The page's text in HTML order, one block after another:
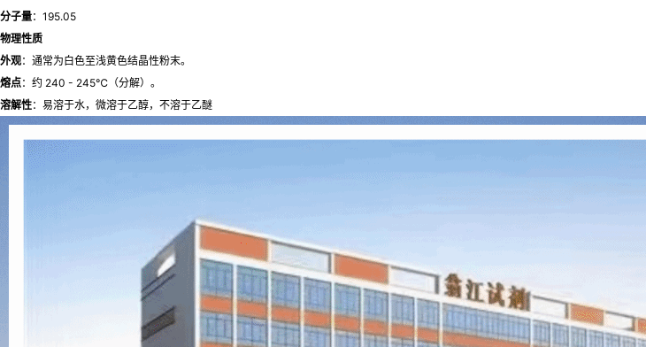
分子量：195.05
物理性质
外观：通常为白色至浅黄色结晶性粉末。
熔点：约 240 - 245℃（分解）。
溶解性：易溶于水，微溶于乙醇，不溶于乙醚